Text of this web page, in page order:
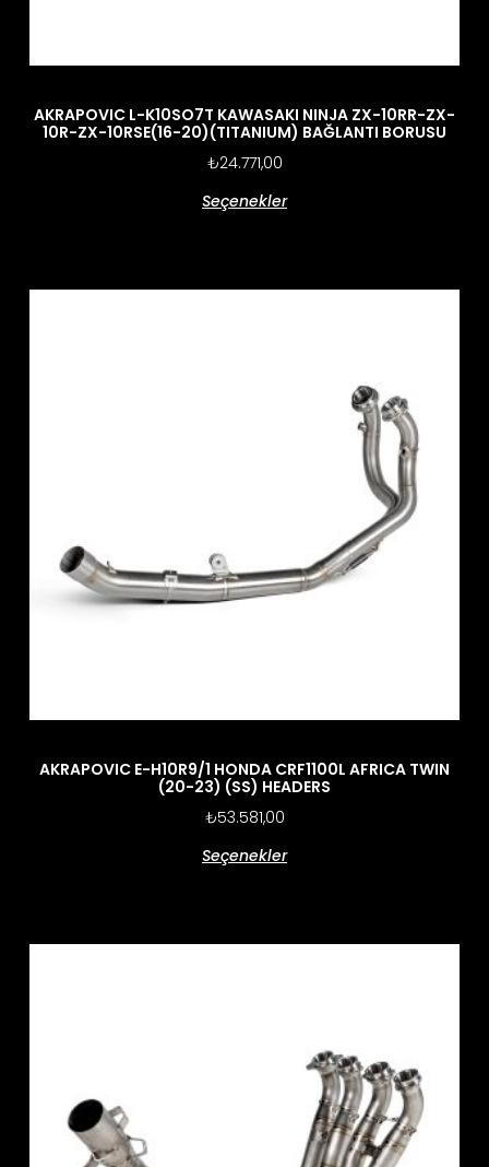
AKRAPOVIC L-K10SO7T KAWASAKI NINJA ZX-10RR-ZX-
10R-ZX-10RSE(16-20)(TITANIUM) BAĞLANTI BORUSU
₺24.771,00
Seçenekler
AKRAPOVIC E-H10R9/1 HONDA CRF1100L AFRICA TWIN
(20-23) (SS) HEADERS
₺53.581,00
Seçenekler